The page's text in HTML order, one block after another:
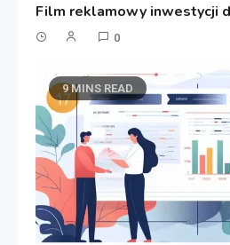
Film reklamowy inwestycji
0
9 MINS READ